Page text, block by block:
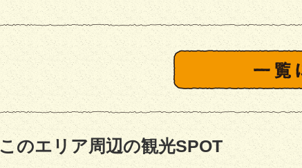
このエリア周辺の観光SPOT